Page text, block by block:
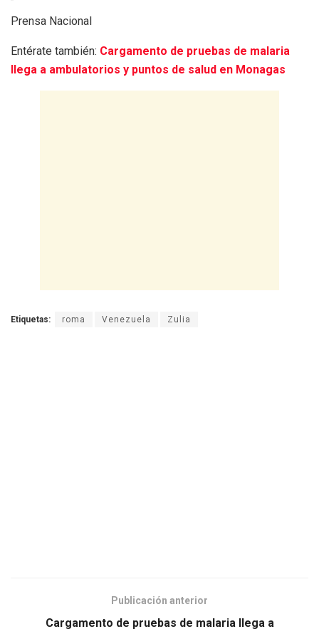
Prensa Nacional
Entérate también: Cargamento de pruebas de malaria
llega a ambulatorios y puntos de salud en Monagas
Etiquetas: roma Venezuela Zulia
Publicación anterior
Cargamento de pruebas de malaria llega a